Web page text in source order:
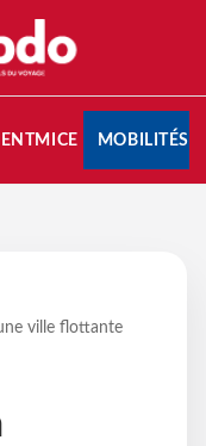
MICE MOBILITÉS
ville flottante